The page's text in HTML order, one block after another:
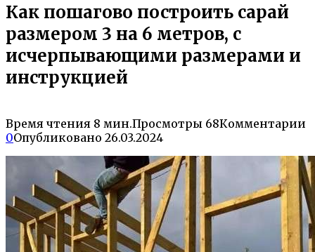
Как пошагово построить сарай
размером 3 на 6 метров, с
исчерпывающими размерами и
инструкцией
Время чтения 8 мин.Просмотры 68Комментарии
0Опубликовано 26.03.2024